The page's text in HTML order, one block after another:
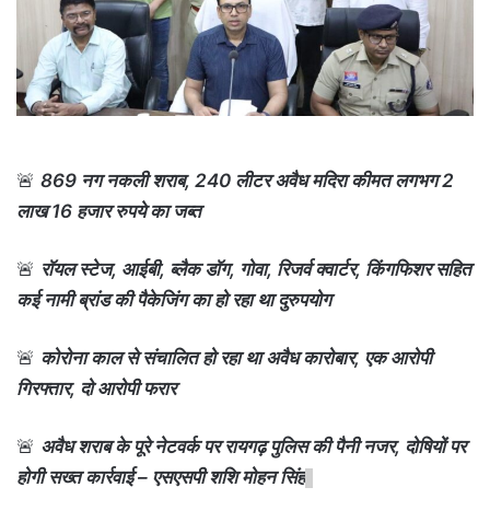
🚨 869 नग नकली शराब, 240 लीटर अवैध मदिरा कीमत लगभग 2
लाख 16 हजार रुपये का जब्त
🚨 रॉयल स्टेज, आईबी, ब्लैक डॉग, गोवा, रिजर्व क्वार्टर, किंगफिशर सहित
कई नामी ब्रांड की पैकेजिंग का हो रहा था दुरुपयोग
🚨 कोरोना काल से संचालित हो रहा था अवैध कारोबार, एक आरोपी
गिरफ्तार, दो आरोपी फरार
🚨 अवैध शराब के पूरे नेटवर्क पर रायगढ़ पुलिस की पैनी नजर, दोषियों पर
होगी सख्त कार्रवाई – एसएसपी शशि मोहन सिंह